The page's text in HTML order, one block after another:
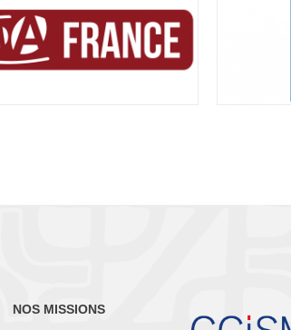
NOS MISSIONS